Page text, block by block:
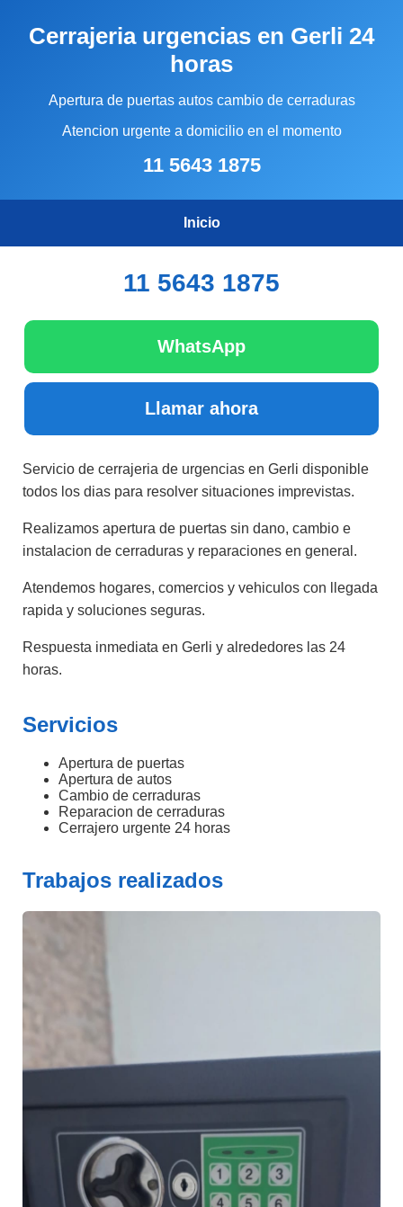
Cerrajeria urgencias en Gerli 24
horas
Apertura de puertas autos cambio de cerraduras
Atencion urgente a domicilio en el momento
11 5643 1875
Inicio
11 5643 1875
WhatsApp
Llamar ahora
Servicio de cerrajeria de urgencias en Gerli disponible
todos los dias para resolver situaciones imprevistas.
Realizamos apertura de puertas sin dano, cambio e
instalacion de cerraduras y reparaciones en general.
Atendemos hogares, comercios y vehiculos con llegada
rapida y soluciones seguras.
Respuesta inmediata en Gerli y alrededores las 24
horas.
Servicios
Apertura de puertas
Apertura de autos
Cambio de cerraduras
Reparacion de cerraduras
Cerrajero urgente 24 horas
Trabajos realizados